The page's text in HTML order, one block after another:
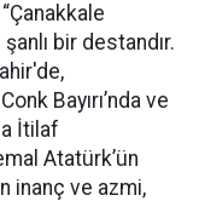
bir destandır.
Bayırı’nda ve
İtilaf
Atatürk’ün
inanç ve azmi,